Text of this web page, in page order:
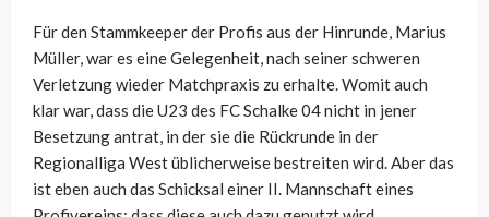
Für den Stammkeeper der Profis aus der Hinrunde, Marius
Müller, war es eine Gelegenheit, nach seiner schweren
Verletzung wieder Matchpraxis zu erhalte. Womit auch
klar war, dass die U23 des FC Schalke 04 nicht in jener
Besetzung antrat, in der sie die Rückrunde in der
Regionalliga West üblicherweise bestreiten wird. Aber das
ist eben auch das Schicksal einer II. Mannschaft eines